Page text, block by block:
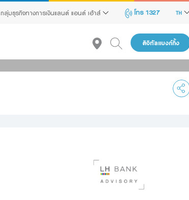
กลุ่มธุรกิจทางการเงินแลนด์ แอนด์ เฮ้าส์ โทร 1327 TH
ดิจิทัลแบงก์กิ้ง